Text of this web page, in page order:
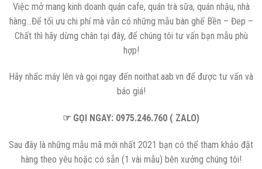
Việc mở mang kinh doanh quán cafe, quán trà sữa, quán nhậu, nhà
hàng…Để tối ưu chi phí mà vẫn có những mẫu bàn ghế Bền – Đep –
Chất thì hãy dừng chân tại đây, để chúng tôi tư vấn bạn mẫu phù
hợp!
Hãy nhấc máy lên và gọi ngay đến noithat.aab.vn để được tư vấn và
báo giá!
☞ GỌI NGAY: 0975.246.760 ( ZALO)
Sau đây là những mẫu mã mới nhất 2021 bạn có thể tham khảo đặt
hàng theo yêu hoặc có sẵn (1 vài mẫu) bên xưởng chúng tôi!